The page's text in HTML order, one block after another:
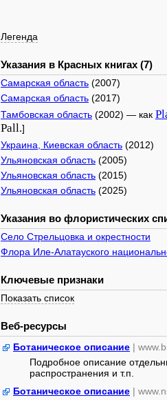
Легенда
Указания в Красных книгах (7)
Самарская область (2007)
Самарская область (2017)
Тамбовская область (2002) — как
Pall.]
Украина, Киевская область (2012)
Ульяновская область (2005)
Ульяновская область (2015)
Ульяновская область (2025)
Указания во флористических
Село Стрельцовка и окрестности
Флора Иле-Алатауского
Ключевые признаки
Показать список
Веб-ресурсы
Ботаническое описание |
Подробное описание
распространения и т.п.
Ботаническое описание |